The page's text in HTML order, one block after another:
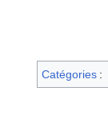
Catégories :